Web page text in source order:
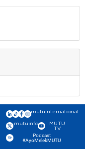
mutuinternational
mutuinfo
MUTU
TV
Podcast
#AyoMelekMUTU